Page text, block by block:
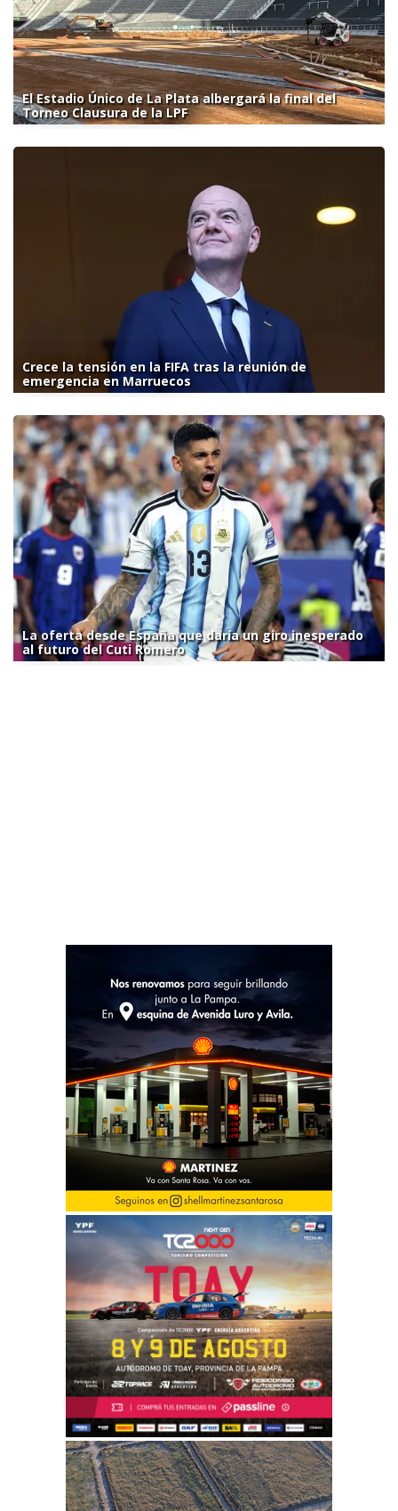
El Estadio Único de La Plata albergará la final del
Torneo Clausura de la LPF
Crece la tensión en la FIFA tras la reunión de
emergencia en Marruecos
La oferta desde España que daría un giro inesperado
al futuro del Cuti Romero